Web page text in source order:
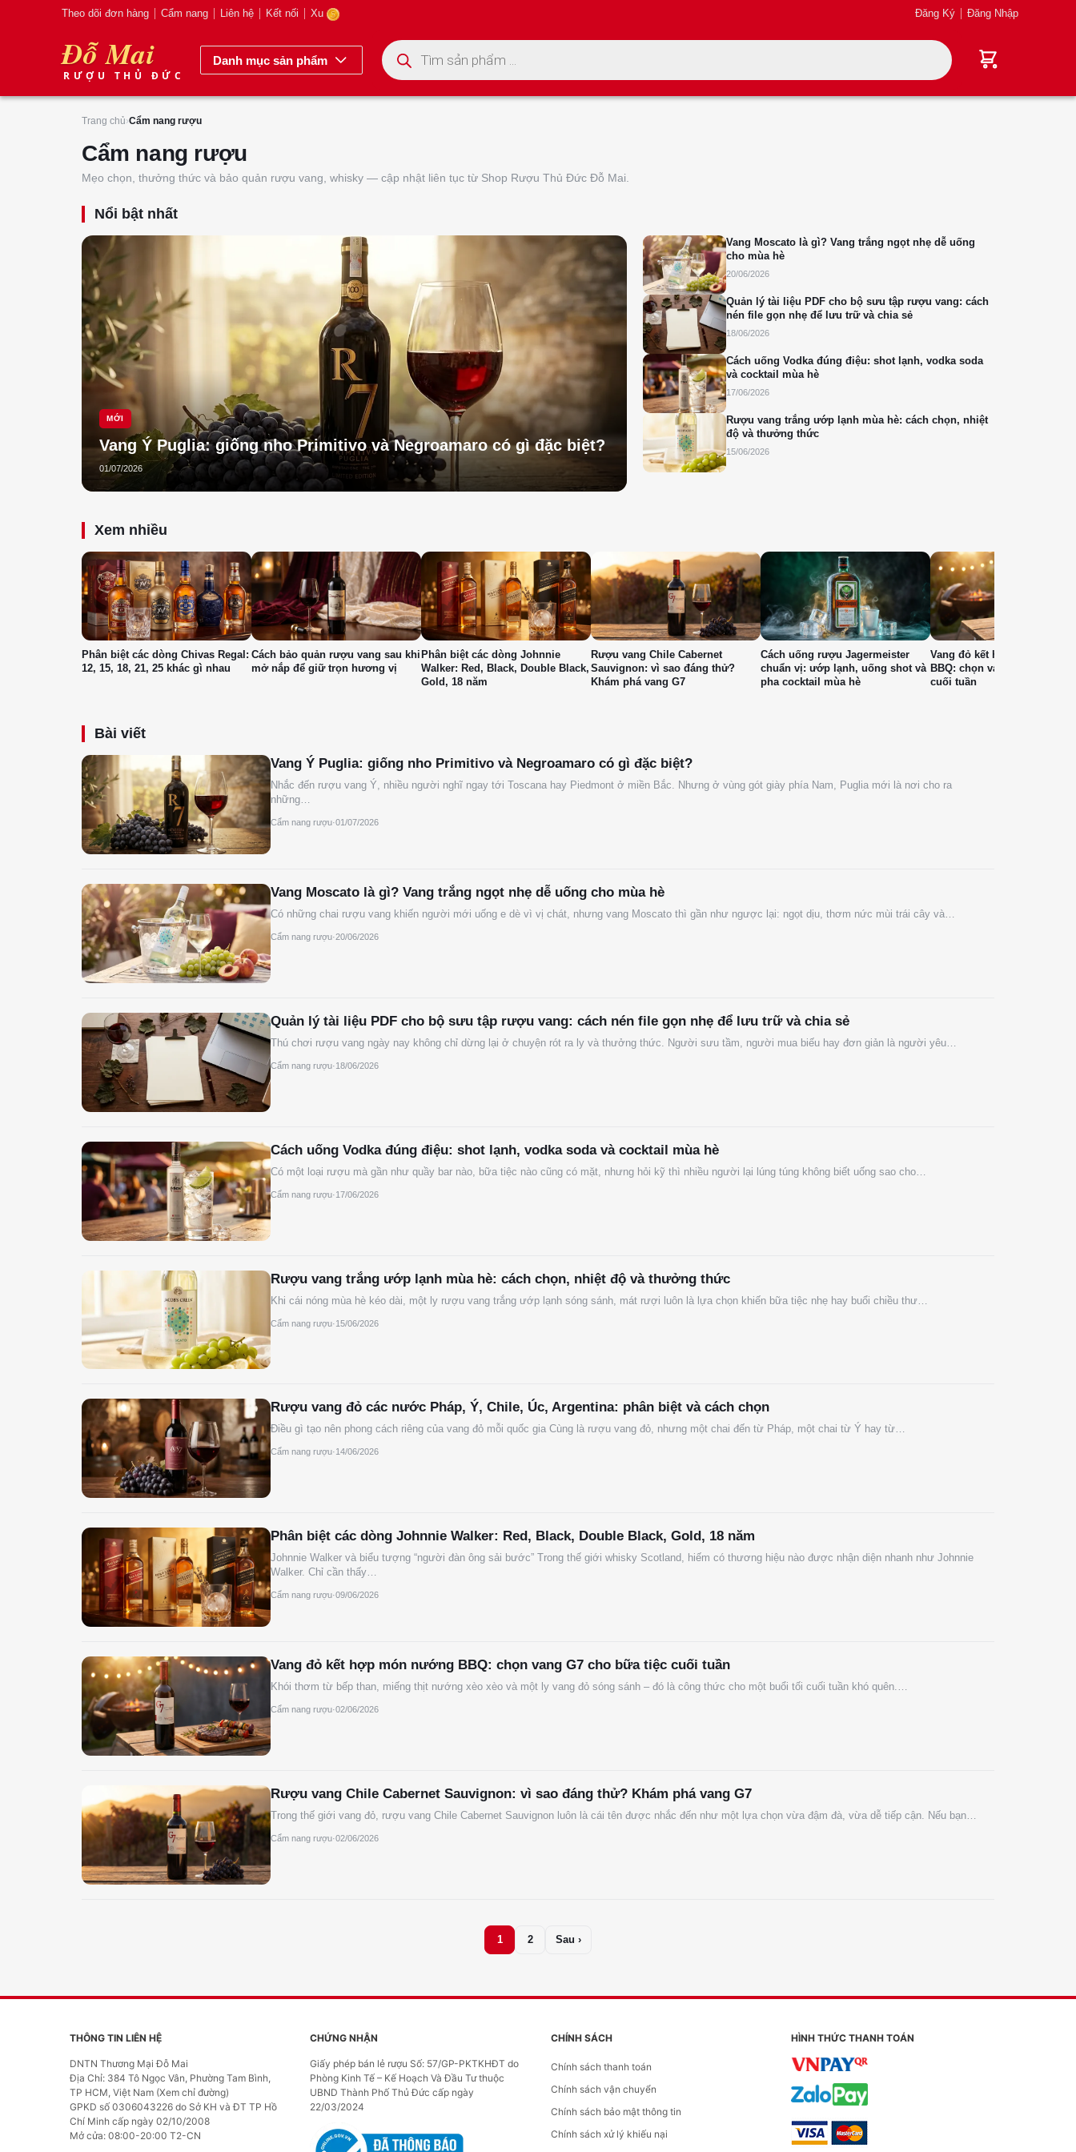
Theo dõi đơn hàng Cẩm nang Liên hệ Kết nối Xu Đăng Ký Đăng Nhập
Đỗ Mai
RƯỢU THỦ ĐỨC
Danh mục sản phẩm
Trang chủ›Cẩm nang rượu
Cẩm nang rượu
Mẹo chọn, thưởng thức và bảo quản rượu vang, whisky — cập nhật liên tục từ Shop Rượu Thủ Đức Đỗ Mai.
Nổi bật nhất
MỚI
Vang Ý Puglia: giống nho Primitivo và Negroamaro có gì đặc biệt?
01/07/2026
Vang Moscato là gì? Vang trắng ngọt nhẹ dễ uống
cho mùa hè
20/06/2026
Quản lý tài liệu PDF cho bộ sưu tập rượu vang: cách
nén file gọn nhẹ để lưu trữ và chia sẻ
18/06/2026
Cách uống Vodka đúng điệu: shot lạnh, vodka soda
và cocktail mùa hè
17/06/2026
Rượu vang trắng ướp lạnh mùa hè: cách chọn, nhiệt
độ và thưởng thức
15/06/2026
Xem nhiều
Phân biệt các dòng Chivas Regal:
12, 15, 18, 21, 25 khác gì nhau
Cách bảo quản rượu vang sau khi
mở nắp để giữ trọn hương vị
Phân biệt các dòng Johnnie
Walker: Red, Black, Double Black,
Gold, 18 năm
Rượu vang Chile Cabernet
Sauvignon: vì sao đáng thử?
Khám phá vang G7
Cách uống rượu Jagermeister
chuẩn vị: ướp lạnh, uống shot và
pha cocktail mùa hè
Vang đỏ kết hợp món nướng
BBQ: chọn vang G7 cho bữa
cuối tuần
Bài viết
Vang Ý Puglia: giống nho Primitivo và Negroamaro có gì đặc biệt?
Nhắc đến rượu vang Ý, nhiều người nghĩ ngay tới Toscana hay Piedmont ở miền Bắc. Nhưng ở vùng gót giày phía Nam, Puglia mới là nơi cho ra
những…
Cẩm nang rượu·01/07/2026
Vang Moscato là gì? Vang trắng ngọt nhẹ dễ uống cho mùa hè
Có những chai rượu vang khiến người mới uống e dè vì vị chát, nhưng vang Moscato thì gần như ngược lại: ngọt dịu, thơm nức mùi trái cây và…
Cẩm nang rượu·20/06/2026
Quản lý tài liệu PDF cho bộ sưu tập rượu vang: cách nén file gọn nhẹ để lưu trữ và chia sẻ
Thú chơi rượu vang ngày nay không chỉ dừng lại ở chuyện rót ra ly và thưởng thức. Người sưu tầm, người mua biếu hay đơn giản là người yêu…
Cẩm nang rượu·18/06/2026
Cách uống Vodka đúng điệu: shot lạnh, vodka soda và cocktail mùa hè
Có một loại rượu mà gần như quầy bar nào, bữa tiệc nào cũng có mặt, nhưng hỏi kỹ thì nhiều người lại lúng túng không biết uống sao cho…
Cẩm nang rượu·17/06/2026
Rượu vang trắng ướp lạnh mùa hè: cách chọn, nhiệt độ và thưởng thức
Khi cái nóng mùa hè kéo dài, một ly rượu vang trắng ướp lạnh sóng sánh, mát rượi luôn là lựa chọn khiến bữa tiệc nhẹ hay buổi chiều thư…
Cẩm nang rượu·15/06/2026
Rượu vang đỏ các nước Pháp, Ý, Chile, Úc, Argentina: phân biệt và cách chọn
Điều gì tạo nên phong cách riêng của vang đỏ mỗi quốc gia Cùng là rượu vang đỏ, nhưng một chai đến từ Pháp, một chai từ Ý hay từ…
Cẩm nang rượu·14/06/2026
Phân biệt các dòng Johnnie Walker: Red, Black, Double Black, Gold, 18 năm
Johnnie Walker và biểu tượng “người đàn ông sải bước” Trong thế giới whisky Scotland, hiếm có thương hiệu nào được nhận diện nhanh như Johnnie
Walker. Chỉ cần thấy…
Cẩm nang rượu·09/06/2026
Vang đỏ kết hợp món nướng BBQ: chọn vang G7 cho bữa tiệc cuối tuần
Khói thơm từ bếp than, miếng thịt nướng xèo xèo và một ly vang đỏ sóng sánh – đó là công thức cho một buổi tối cuối tuần khó quên.…
Cẩm nang rượu·02/06/2026
Rượu vang Chile Cabernet Sauvignon: vì sao đáng thử? Khám phá vang G7
Trong thế giới vang đỏ, rượu vang Chile Cabernet Sauvignon luôn là cái tên được nhắc đến như một lựa chọn vừa đậm đà, vừa dễ tiếp cận. Nếu bạn…
Cẩm nang rượu·02/06/2026
1 2 Sau ›
THÔNG TIN LIÊN HỆ
DNTN Thương Mại Đỗ Mai
Địa Chỉ: 384 Tô Ngọc Vân, Phường Tam Bình,
TP HCM, Việt Nam (Xem chỉ đường)
GPKD số 0306043226 do Sở KH và ĐT TP Hồ
Chí Minh cấp ngày 02/10/2008
Mở cửa: 08:00-20:00 T2-CN
CHỨNG NHẬN
Giấy phép bán lẻ rượu Số: 57/GP-PKTKHĐT do
Phòng Kinh Tế – Kế Hoạch Và Đầu Tư thuộc
UBND Thành Phố Thủ Đức cấp ngày
22/03/2024
CHÍNH SÁCH
Chính sách thanh toán
Chính sách vận chuyển
Chính sách bảo mật thông tin
Chính sách xử lý khiếu nại
HÌNH THỨC THANH TOÁN